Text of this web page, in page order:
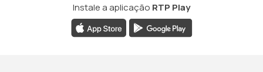
Instale a aplicação RTP Play